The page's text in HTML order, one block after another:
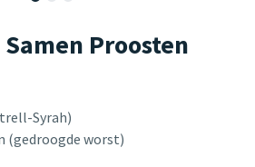
Proosten
Syrah)
(gedroogde worst)